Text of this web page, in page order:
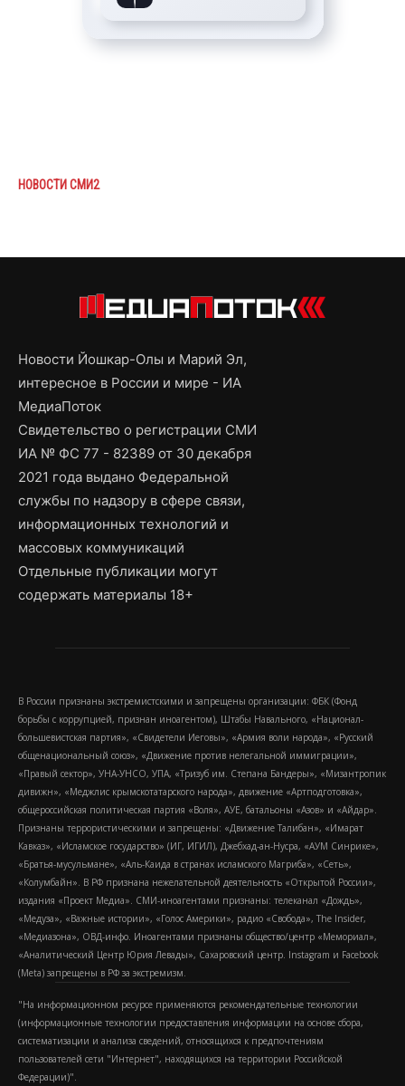
НОВОСТИ СМИ2
Новости Йошкар-Олы и Марий Эл,
интересное в России и мире - ИА
МедиаПоток
Свидетельство о регистрации СМИ
ИА № ФС 77 - 82389 от 30 декабря
2021 года выдано Федеральной
службы по надзору в сфере связи,
информационных технологий и
массовых коммуникаций
Отдельные публикации могут
содержать материалы 18+
В России признаны экстремистскими и запрещены организации: ФБК (Фонд
борьбы с коррупцией, признан иноагентом), Штабы Навального, «Национал-
большевистская партия», «Свидетели Иеговы», «Армия воли народа», «Русский
общенациональный союз», «Движение против нелегальной иммиграции»,
«Правый сектор», УНА-УНСО, УПА, «Тризуб им. Степана Бандеры», «Мизантропик
дивижн», «Меджлис крымскотатарского народа», движение «Артподготовка»,
общероссийская политическая партия «Воля», АУЕ, батальоны «Азов» и «Айдар».
Признаны террористическими и запрещены: «Движение Талибан», «Имарат
Кавказ», «Исламское государство» (ИГ, ИГИЛ), Джебхад-ан-Нусра, «АУМ Синрике»,
«Братья-мусульмане», «Аль-Каида в странах исламского Магриба», «Сеть»,
«Колумбайн». В РФ признана нежелательной деятельность «Открытой России»,
издания «Проект Медиа». СМИ-иноагентами признаны: телеканал «Дождь»,
«Медуза», «Важные истории», «Голос Америки», радио «Свобода», The Insider,
«Медиазона», ОВД-инфо. Иноагентами признаны общество/центр «Мемориал»,
«Аналитический Центр Юрия Левады», Сахаровский центр. Instagram и Facebook
(Metа) запрещены в РФ за экстремизм.
"На информационном ресурсе применяются рекомендательные технологии
(информационные технологии предоставления информации на основе сбора,
систематизации и анализа сведений, относящихся к предпочтениям
пользователей сети "Интернет", находящихся на территории Российской
Федерации)".